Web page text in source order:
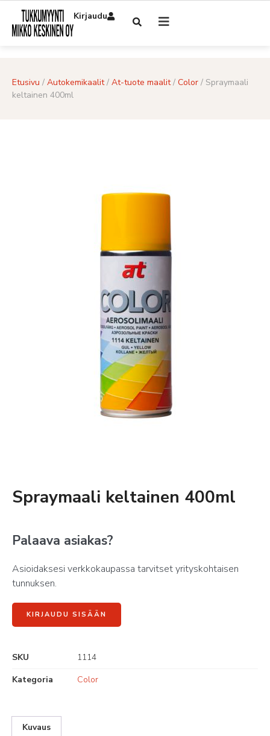
Kirjaudu
Etusivu / Autokemikaalit/ At-tuote maalit/ Color / Spraymaali
keltainen 400ml
Spraymaali keltainen 400ml
Palaava asiakas?
Asioidaksesi verkkokaupassa tarvitset yrityskohtaisen
tunnuksen.
KIRJAUDU SISÄÄN
SKU
1114
Kategoria
Color
Kuvaus